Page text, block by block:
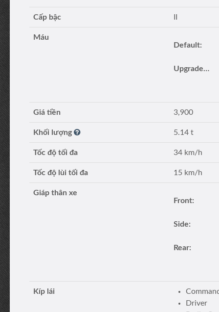
Cấp bậc
Máu
Default:
Upgraded turret:
Giá tiền 3,900
Khối lượng 5.14 t
Tốc độ tối đa 34 km/h
Tốc độ lùi tối đa 15 km/h
Giáp thân xe
Front:
Side:
Rear:
Kíp lái
Driver